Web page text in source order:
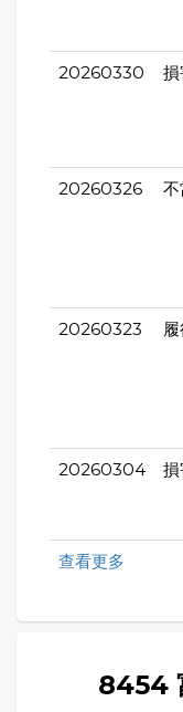
20260330
20260326
20260323
20260304
查看更多
8454